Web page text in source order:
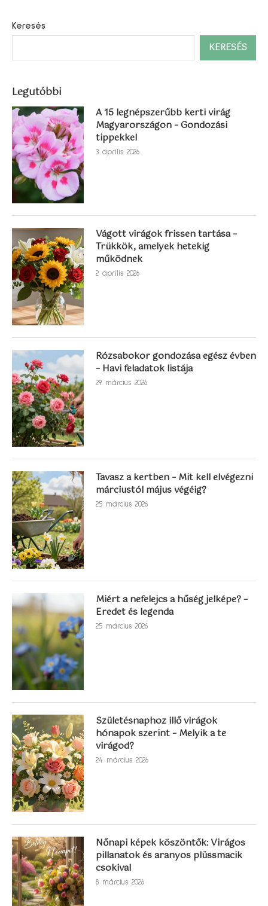
Keresés
KERESÉS
Legutóbbi
A 15 legnépszerűbb kerti virág
Magyarországon – Gondozási
tippekkel
3 április 2026
Vágott virágok frissen tartása –
Trükkök, amelyek hetekig
működnek
2 április 2026
Rózsabokor gondozása egész évben
– Havi feladatok listája
29 március 2026
Tavasz a kertben – Mit kell elvégezni
márciustól május végéig?
25 március 2026
Miért a nefelejcs a hűség jelképe? –
Eredet és legenda
25 március 2026
Születésnaphoz illő virágok
hónapok szerint – Melyik a te
virágod?
24 március 2026
Nőnapi képek köszöntők: Virágos
pillanatok és aranyos plüssmacik
csokival
8 március 2026